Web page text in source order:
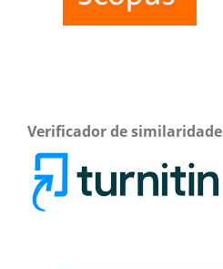
Verificador de similaridade